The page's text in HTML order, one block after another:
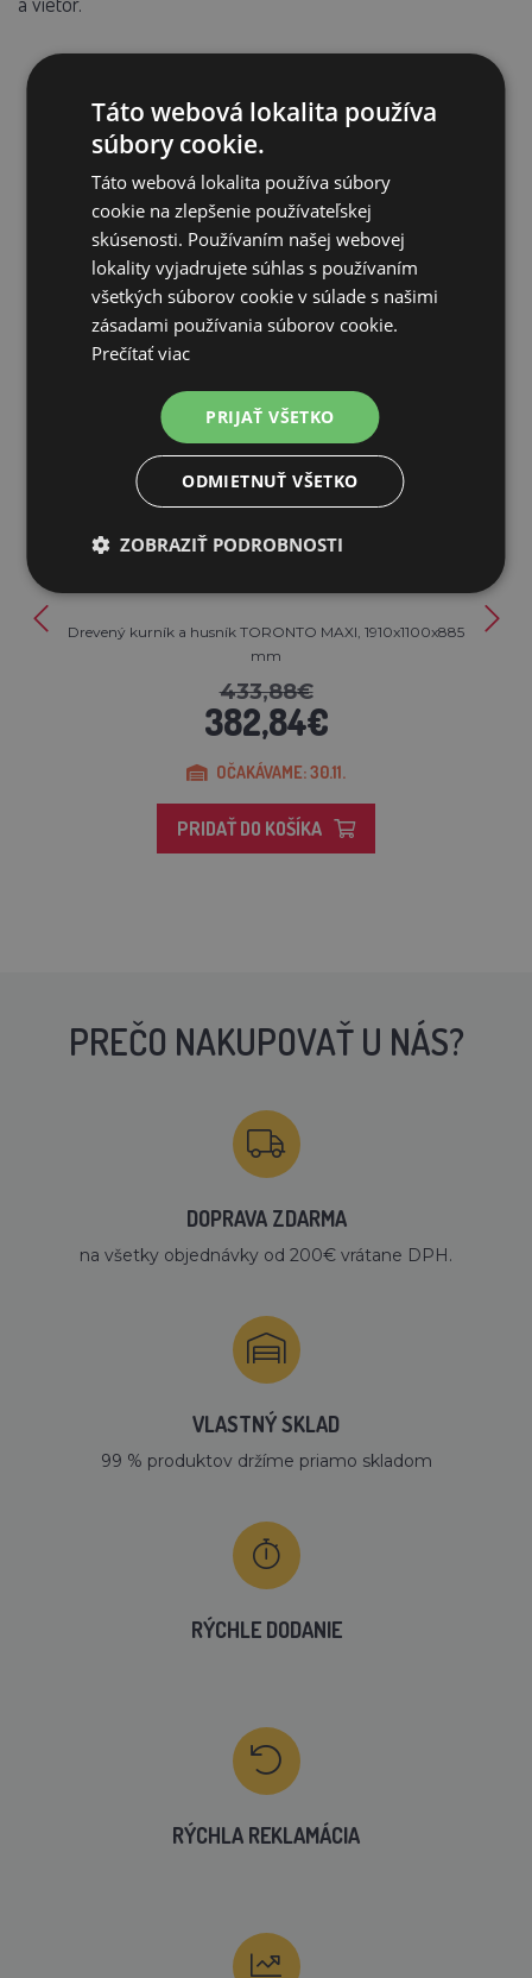
SÚVISIACE PRODUKTY
Drevený kurník a husník TORONTO MAXI, 1910x1100x885
mm
433,88€
382,84€
OČAKÁVAME: 30.11.
PRIDAŤ DO KOŠÍKA
PREČO NAKUPOVAŤ U NÁS?
DOPRAVA ZDARMA
na všetky objednávky od 200€ vrátane DPH.
VLASTNÝ SKLAD
99 % produktov držíme priamo skladom
RÝCHLE DODANIE
RÝCHLA REKLAMÁCIA
Táto webová lokalita používa
súbory cookie.
Táto webová lokalita používa súbory
cookie na zlepšenie používateľskej
skúsenosti. Používaním našej webovej
lokality vyjadrujete súhlas s používaním
všetkých súborov cookie v súlade s našimi
zásadami používania súborov cookie.
Prečítať viac
PRIJAŤ VŠETKO
ODMIETNUŤ VŠETKO
ZOBRAZIŤ PODROBNOSTI